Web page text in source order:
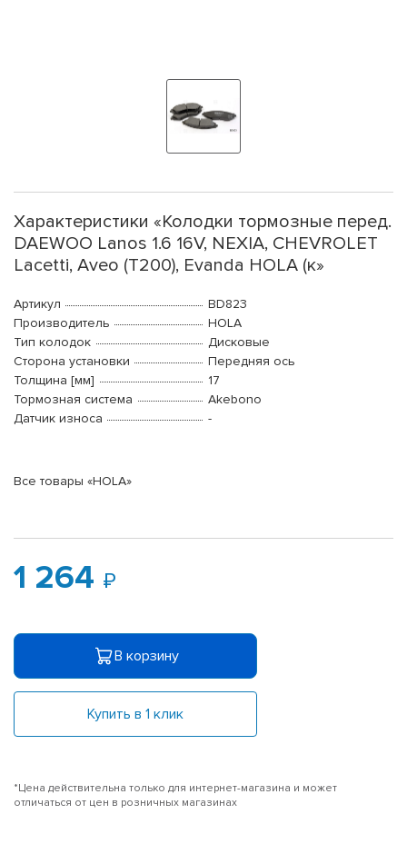
Характеристики «Колодки тормозные перед.
DAEWOO Lanos 1.6 16V, NEXIA, CHEVROLET
Lacetti, Aveo (T200), Evanda HOLA (к»
Артикул
BD823
Производитель
HOLA
Тип колодок
Дисковые
Сторона установки
Передняя ось
Толщина [мм]
17
Тормозная система
Akebono
Датчик износа
-
Все товары «HOLA»
1 264
В корзину
Купить в 1 клик
*Цена действительна только для интернет-магазина и может
отличаться от цен в розничных магазинах